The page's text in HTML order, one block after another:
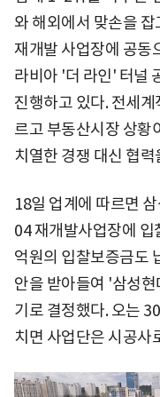
와 해외에서 맞손을
재개발 사업장에 공동
라비아 '더 라인' 터널
진행하고 있다. 전세
르고 부동산시장 상황
치열한 경쟁 대신 협
18일 업계에 따르면
04 재개발사업장에
억원의 입찰보증금도
안을 받아들여 '삼성
기로 결정했다. 오는
치면 사업단은 시공사